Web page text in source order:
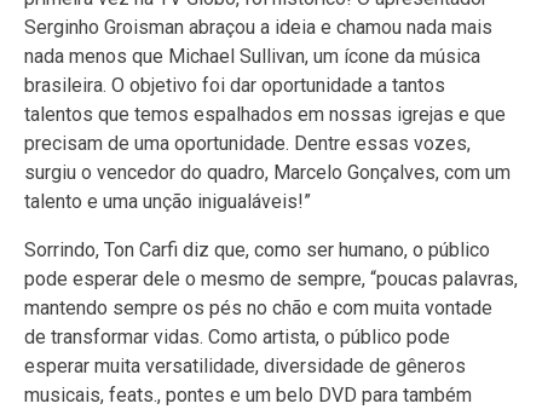
Serginho Groisman abraçou a ideia e chamou nada mais
nada menos que Michael Sullivan, um ícone da música
brasileira. O objetivo foi dar oportunidade a tantos
talentos que temos espalhados em nossas igrejas e que
precisam de uma oportunidade. Dentre essas vozes,
surgiu o vencedor do quadro, Marcelo Gonçalves, com um
talento e uma unção inigualáveis!”
Sorrindo, Ton Carfi diz que, como ser humano, o público
pode esperar dele o mesmo de sempre, “poucas palavras,
mantendo sempre os pés no chão e com muita vontade
de transformar vidas. Como artista, o público pode
esperar muita versatilidade, diversidade de gêneros
musicais, feats., pontes e um belo DVD para também